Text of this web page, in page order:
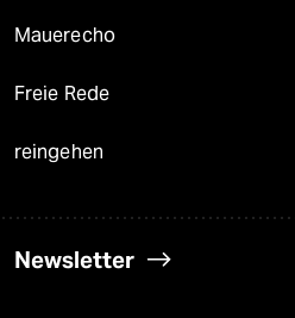
Mauerecho
Freie Rede
reingehen
Newsletter